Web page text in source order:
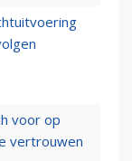
voor op
vertrouwen